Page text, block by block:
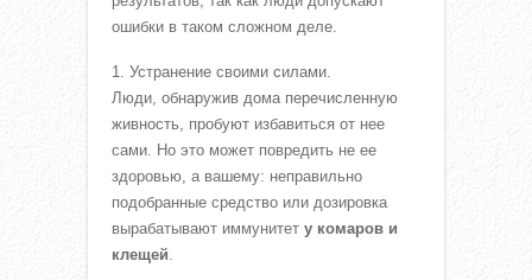
ошибки в таком сложном деле.
Устранение своими силами.
Люди, обнаружив дома перечисленную
живность, пробуют избавиться от нее
сами. Но это может повредить не ее
здоровью, а вашему: неправильно
подобранные средство или дозировка
вырабатывают иммунитет у комаров и
клещей.